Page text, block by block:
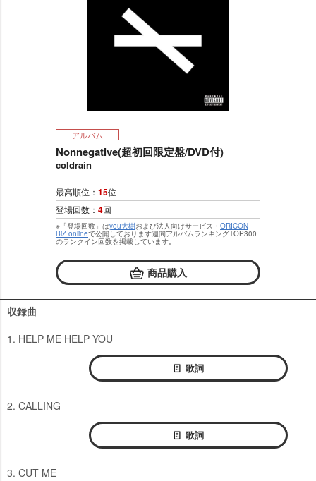
アルバム
Nonnegative(超初回限定盤/DVD付)
coldrain
最高順位： 15位
登場回数： 4回
※「登場回数」はyou大樹および法人向けサービス・ ORICON
BiZ onlineで公開しております週間アルバムランキングTOP300
のランクイン回数を掲載しています。
商品購入
収録曲
1. HELP ME HELP YOU
歌詞
2. CALLING
歌詞
3. CUT ME